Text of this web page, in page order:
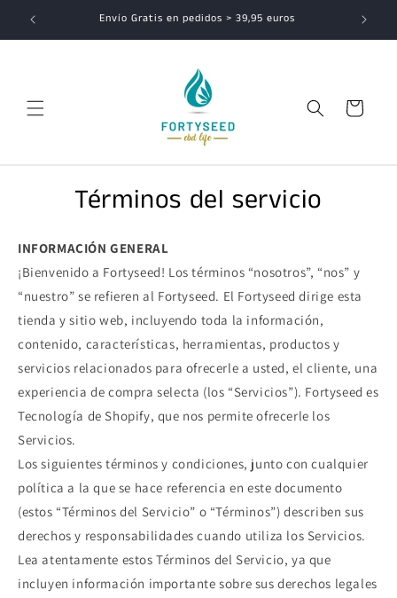
directamente
Envío Gratis en pedidos > 39,95 euros
Carrito
Términos del servicio
INFORMACIÓN GENERAL
¡Bienvenido a Fortyseed! Los términos “nosotros”, “nos” y
“nuestro” se refieren al Fortyseed. El Fortyseed dirige esta
tienda y sitio web, incluyendo toda la información,
contenido, características, herramientas, productos y
servicios relacionados para ofrecerle a usted, el cliente, una
experiencia de compra selecta (los “Servicios”). Fortyseed es
Tecnología de Shopify, que nos permite ofrecerle los
Servicios.
Los siguientes términos y condiciones, junto con cualquier
política a la que se hace referencia en este documento
(estos “Términos del Servicio” o “Términos”) describen sus
derechos y responsabilidades cuando utiliza los Servicios.
Lea atentamente estos Términos del Servicio, ya que
incluyen información importante sobre sus derechos legales